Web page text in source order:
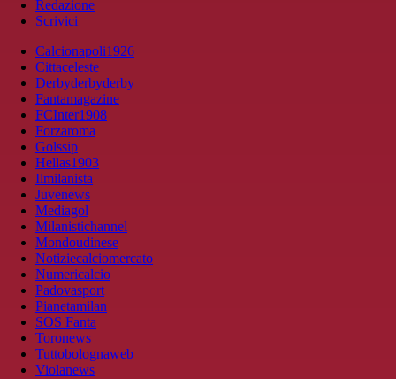
Redazione
Scrivici
Calcionapoli1926
Cittaceleste
Derbyderbyderby
Fantamagazine
FCInter1908
Forzaroma
Golssip
Hellas1903
Ilmilanista
Juvenews
Mediagol
Milanistichannel
Mondoudinese
Notiziecalciomercato
Numericalcio
Padovasport
Pianetamilan
SOS Fanta
Toronews
Tuttobolognaweb
Violanews